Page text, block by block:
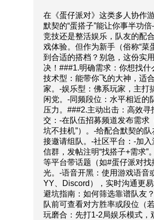
在《蛋仔派对》这类多人协作
默契的“蛋搭子”能让你事半功
竞技还是整活娱乐，队友的配
戏体验。但作为新手（俗称“菜
到合适的搭档？别急，这份实
决！###1.明确需求：你想找什
技术型：能带你飞的大神，适
家。-娱乐型：佛系玩家，主打
闲党。-同频段位：水平相近的
压力。###2.主动出击：高效寻
交：-在队伍招募频道发布需求
坑不挂机”）。-给配合默契的
接邀请组队。-社区平台：-加
信群，发帖注明“找搭子+需求”
等平台带话题（如#蛋仔派对找
光。-语音开黑：使用游戏语音
YY、Discord），实时沟通更
避坑指南：如何筛选靠谱队友
队前可查看对方胜率或段位（
玩磨合：先打1-2局娱乐模式，